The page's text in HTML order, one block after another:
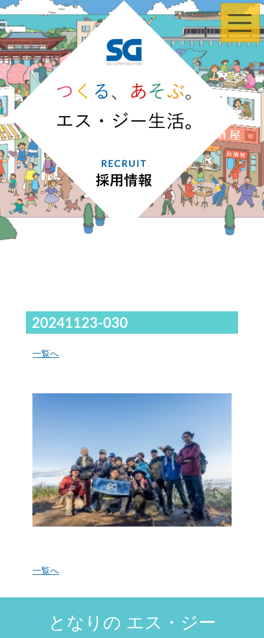
20241123-030
一覧へ
一覧へ
となりの エス・ジー